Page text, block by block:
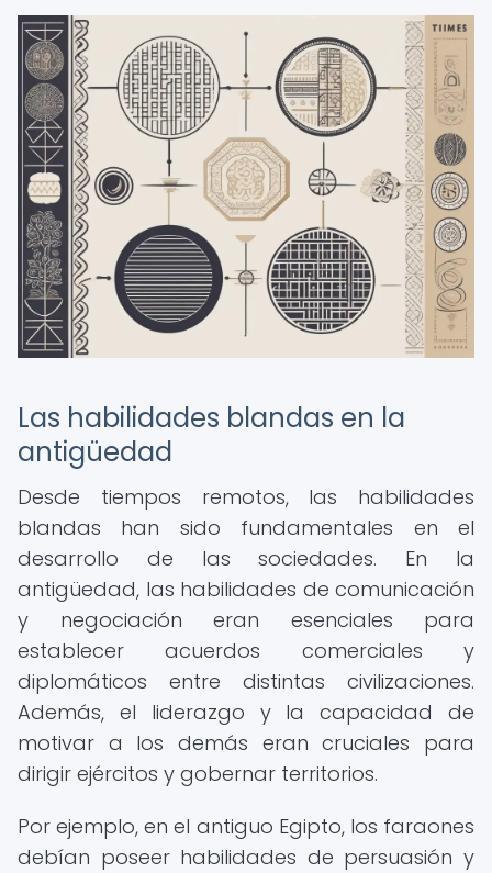
Las habilidades blandas en la
antigüedad
Desde tiempos remotos, las habilidades
blandas han sido fundamentales en el
desarrollo de las sociedades. En la
antigüedad, las habilidades de comunicación
y negociación eran esenciales para
establecer acuerdos comerciales y
diplomáticos entre distintas civilizaciones.
Además, el liderazgo y la capacidad de
motivar a los demás eran cruciales para
dirigir ejércitos y gobernar territorios.
Por ejemplo, en el antiguo Egipto, los faraones
debían poseer habilidades de persuasión y